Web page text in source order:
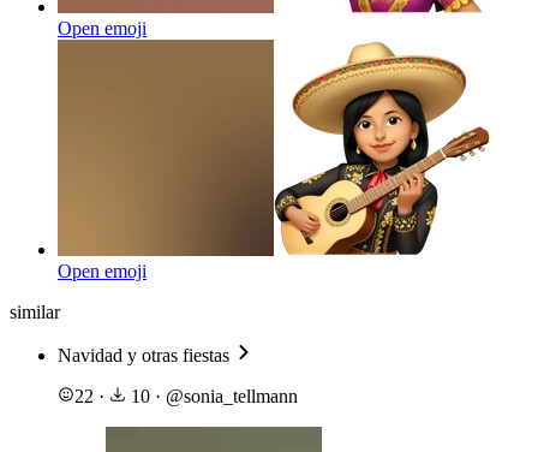
Open emoji
Open emoji
similar
Navidad y otras fiestas
22 · 10 · @sonia_tellmann